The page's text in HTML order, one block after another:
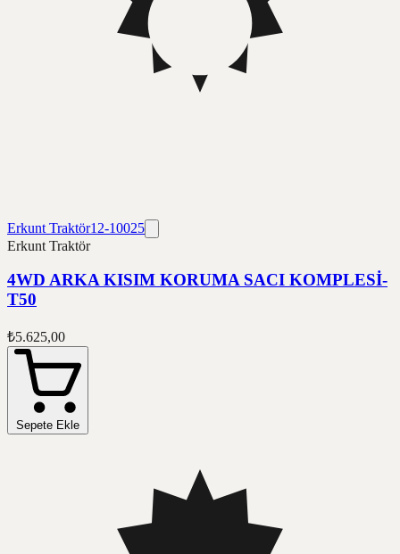
Erkunt Traktör12-10025
Erkunt Traktör
4WD ARKA KISIM KORUMA SACI KOMPLESİ-
T50
₺5.625,00
Sepete Ekle